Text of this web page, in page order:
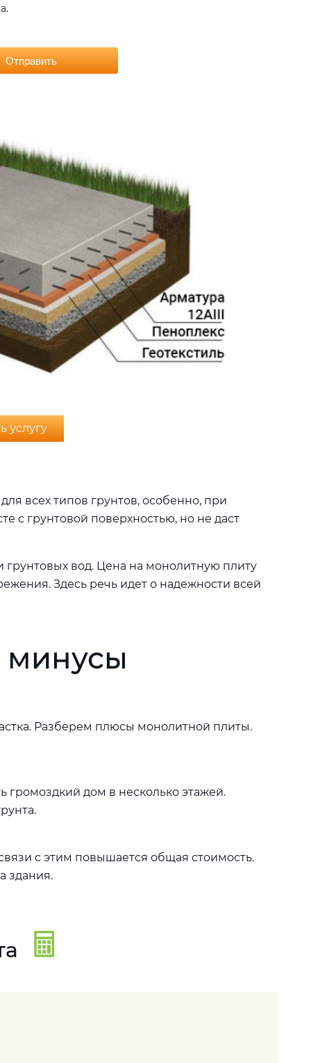
Отправить
услугу
всех типов грунтов, особенно, при
с грунтовой поверхностью, но не даст
грунтовых вод. Цена на монолитную плиту
Здесь речь идет о надежности всей
минусы
Разберем плюсы монолитной плиты.
дом в несколько этажей.
с этим повышается общая стоимость.
здания.